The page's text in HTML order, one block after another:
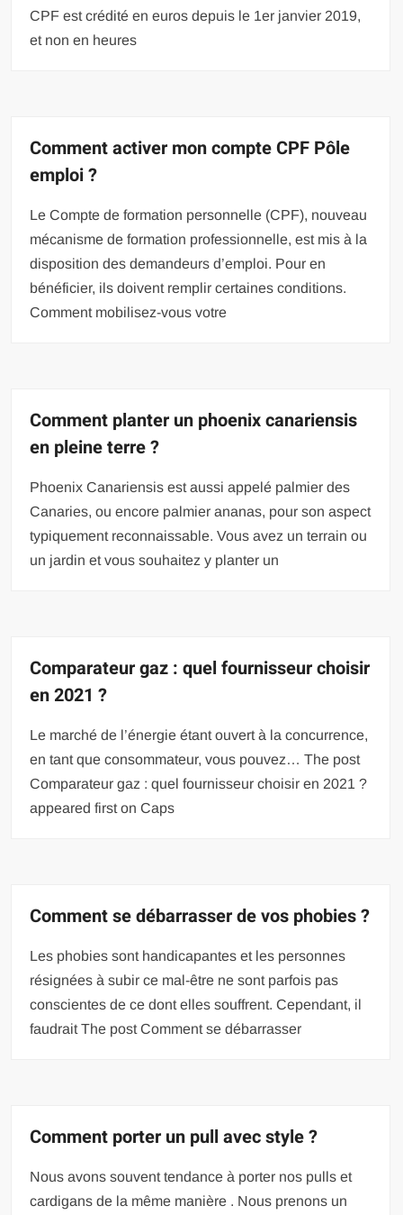
CPF est crédité en euros depuis le 1er janvier 2019,
et non en heures
Comment activer mon compte CPF Pôle
emploi ?
Le Compte de formation personnelle (CPF), nouveau
mécanisme de formation professionnelle, est mis à la
disposition des demandeurs d’emploi. Pour en
bénéficier, ils doivent remplir certaines conditions.
Comment mobilisez-vous votre
Comment planter un phoenix canariensis
en pleine terre ?
Phoenix Canariensis est aussi appelé palmier des
Canaries, ou encore palmier ananas, pour son aspect
typiquement reconnaissable. Vous avez un terrain ou
un jardin et vous souhaitez y planter un
Comparateur gaz : quel fournisseur choisir
en 2021 ?
Le marché de l’énergie étant ouvert à la concurrence,
en tant que consommateur, vous pouvez… The post
Comparateur gaz : quel fournisseur choisir en 2021 ?
appeared first on Caps
Comment se débarrasser de vos phobies ?
Les phobies sont handicapantes et les personnes
résignées à subir ce mal-être ne sont parfois pas
conscientes de ce dont elles souffrent. Cependant, il
faudrait The post Comment se débarrasser
Comment porter un pull avec style ?
Nous avons souvent tendance à porter nos pulls et
cardigans de la même manière . Nous prenons un